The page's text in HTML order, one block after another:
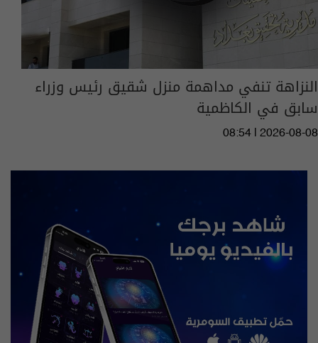
النزاهة تنفي مداهمة منزل شقيق رئيس وزراء
سابق في الكاظمية
08:54 | 2026-08-08